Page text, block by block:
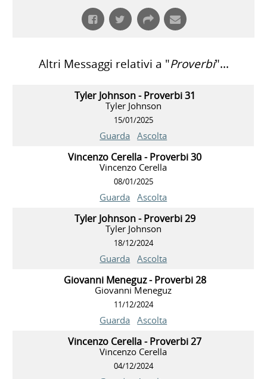
Altri Messaggi relativi a "Proverbi"...
Tyler Johnson - Proverbi 31
Tyler Johnson
15/01/2025
Guarda Ascolta
Vincenzo Cerella - Proverbi 30
Vincenzo Cerella
08/01/2025
Guarda Ascolta
Tyler Johnson - Proverbi 29
Tyler Johnson
18/12/2024
Guarda Ascolta
Giovanni Meneguz - Proverbi 28
Giovanni Meneguz
11/12/2024
Guarda Ascolta
Vincenzo Cerella - Proverbi 27
Vincenzo Cerella
04/12/2024